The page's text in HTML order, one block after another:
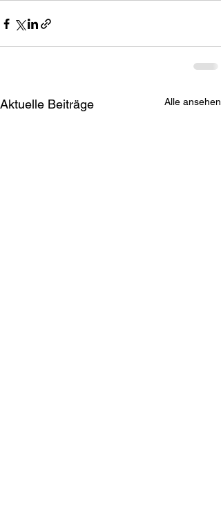
Aktuelle Beiträge Alle ansehen